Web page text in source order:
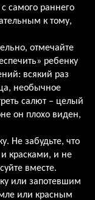
самого раннего
к тому,
отмечайте
ребенку
всякий раз
необычное
салют – целый
он плохо виден,
Не забудьте, что
красками, и не
вместе.
или запотевшим
или красным